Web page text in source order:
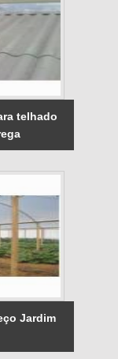
telhado
Jardim